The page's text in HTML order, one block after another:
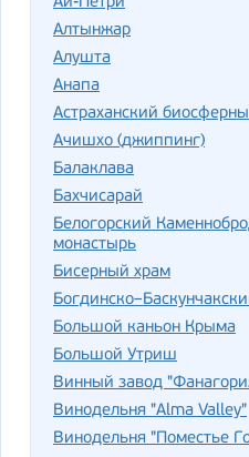
Алтынжар
Алушта
Анапа
Астраханский
Ачишхо (джиппинг)
Балаклава
Бахчисарай
Белогорский
монастырь
Бисерный храм
Большой каньон Крыма
Большой Утриш
Винный завод
Винодельня "Alma Valley"
Винодельня "Поместье